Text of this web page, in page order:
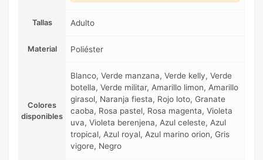
Tallas Adulto
Material Poliéster
Colores
disponibles
Blanco, Verde manzana, Verde kelly, Verde
botella, Verde militar, Amarillo limon, Amarillo
girasol, Naranja fiesta, Rojo loto, Granate
caoba, Rosa pastel, Rosa magenta, Violeta
uva, Violeta berenjena, Azul celeste, Azul
tropical, Azul royal, Azul marino orion, Gris
vigore, Negro